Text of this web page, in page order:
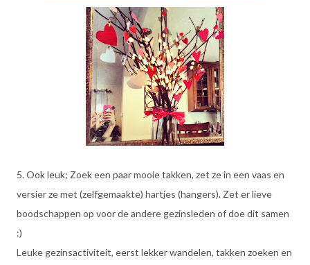
5. Ook leuk; Zoek een paar mooie takken, zet ze in een vaas en
versier ze met (zelfgemaakte) hartjes (hangers). Zet er lieve
boodschappen op voor de andere gezinsleden of doe dit samen
:)
Leuke gezinsactiviteit, eerst lekker wandelen, takken zoeken en